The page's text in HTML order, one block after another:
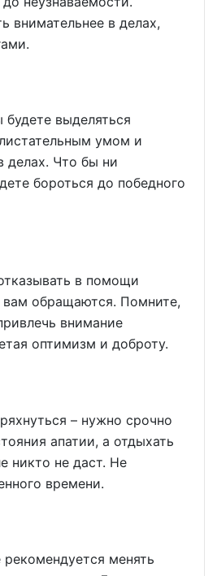
внимательнее в делах,
выделяться
умом и
делах. Что бы ни
бороться до победного
в помощи
обращаются. Помните,
внимание
оптимизм и доброту.
– нужно срочно
апатии, а отдыхать
никто не даст. Не
времени.
менять